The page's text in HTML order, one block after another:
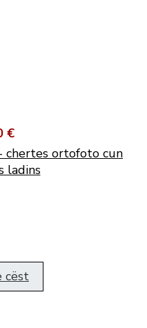
€
chertes ortofoto cun
ladins
cëst